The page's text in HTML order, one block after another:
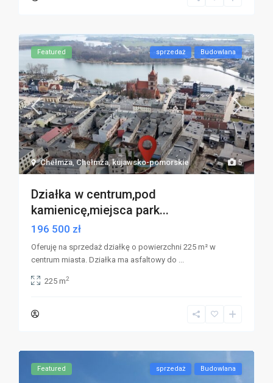
5
Chełmża,Chełmża,kujawsko-pomorskie
Featured sprzedaż Budowlana
Działka w centrum,pod
kamienicę,miejsca park...
196 500 zł
Oferuję na sprzedaż działkę o powierzchni 225 m² w
centrum miasta. Działka ma asfaltowy do ...
225 m2
Featured sprzedaż Budowlana